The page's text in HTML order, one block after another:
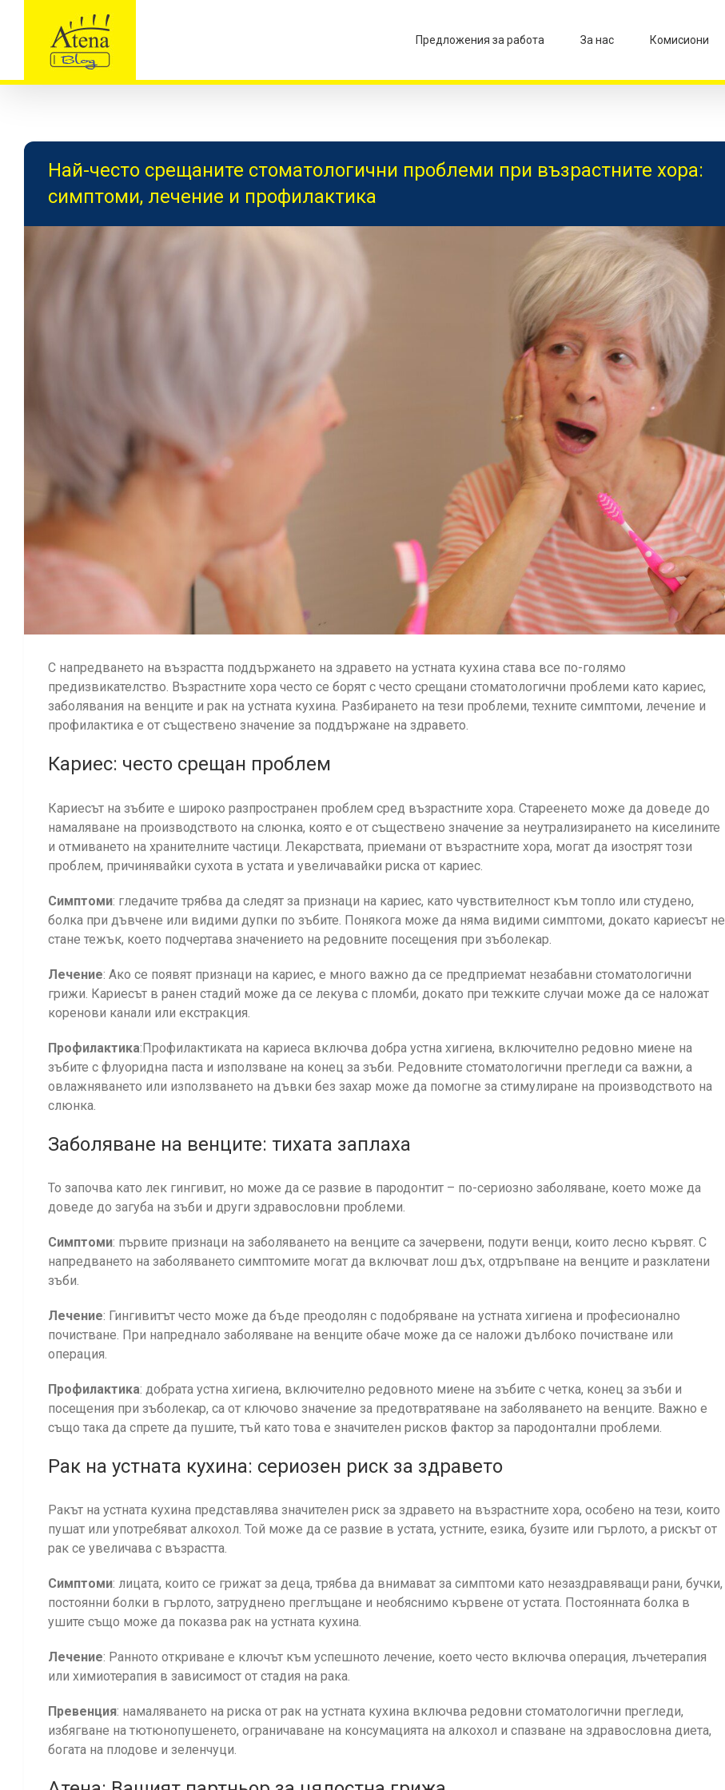
Предложения за работа За нас Комисиони
Най-често срещаните стоматологични проблеми при възрастните хора:
симптоми, лечение и профилактика
С напредването на възрастта поддържането на здравето на устната кухина става все по-голямо
предизвикателство. Възрастните хора често се борят с често срещани стоматологични проблеми като кариес,
заболявания на венците и рак на устната кухина. Разбирането на тези проблеми, техните симптоми, лечение и
профилактика е от съществено значение за поддържане на здравето.
Кариес: често срещан проблем
Кариесът на зъбите е широко разпространен проблем сред възрастните хора. Стареенето може да доведе до
намаляване на производството на слюнка, която е от съществено значение за неутрализирането на киселините
и отмиването на хранителните частици. Лекарствата, приемани от възрастните хора, могат да изострят този
проблем, причинявайки сухота в устата и увеличавайки риска от кариес.
Симптоми: гледачите трябва да следят за признаци на кариес, като чувствителност към топло или студено,
болка при дъвчене или видими дупки по зъбите. Понякога може да няма видими симптоми, докато кариесът не
стане тежък, което подчертава значението на редовните посещения при зъболекар.
Лечение: Ако се появят признаци на кариес, е много важно да се предприемат незабавни стоматологични
грижи. Кариесът в ранен стадий може да се лекува с пломби, докато при тежките случаи може да се наложат
коренови канали или екстракция.
Профилактика:Профилактиката на кариеса включва добра устна хигиена, включително редовно миене на
зъбите с флуоридна паста и използване на конец за зъби. Редовните стоматологични прегледи са важни, а
овлажняването или използването на дъвки без захар може да помогне за стимулиране на производството на
слюнка.
Заболяване на венците: тихата заплаха
То започва като лек гингивит, но може да се развие в пародонтит – по-сериозно заболяване, което може да
доведе до загуба на зъби и други здравословни проблеми.
Симптоми: първите признаци на заболяването на венците са зачервени, подути венци, които лесно кървят. С
напредването на заболяването симптомите могат да включват лош дъх, отдръпване на венците и разклатени
зъби.
Лечение: Гингивитът често може да бъде преодолян с подобряване на устната хигиена и професионално
почистване. При напреднало заболяване на венците обаче може да се наложи дълбоко почистване или
операция.
Профилактика: добрата устна хигиена, включително редовното миене на зъбите с четка, конец за зъби и
посещения при зъболекар, са от ключово значение за предотвратяване на заболяването на венците. Важно е
също така да спрете да пушите, тъй като това е значителен рисков фактор за пародонтални проблеми.
Рак на устната кухина: сериозен риск за здравето
Ракът на устната кухина представлява значителен риск за здравето на възрастните хора, особено на тези, които
пушат или употребяват алкохол. Той може да се развие в устата, устните, езика, бузите или гърлото, а рискът от
рак се увеличава с възрастта.
Симптоми: лицата, които се грижат за деца, трябва да внимават за симптоми като незаздравяващи рани, бучки,
постоянни болки в гърлото, затруднено преглъщане и необяснимо кървене от устата. Постоянната болка в
ушите също може да показва рак на устната кухина.
Лечение: Ранното откриване е ключът към успешното лечение, което често включва операция, лъчетерапия
или химиотерапия в зависимост от стадия на рака.
Превенция: намаляването на риска от рак на устната кухина включва редовни стоматологични прегледи,
избягване на тютюнопушенето, ограничаване на консумацията на алкохол и спазване на здравословна диета,
богата на плодове и зеленчуци.